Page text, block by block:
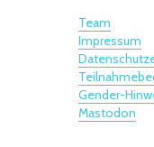
Team
Impressum
Gender-
Mastodon